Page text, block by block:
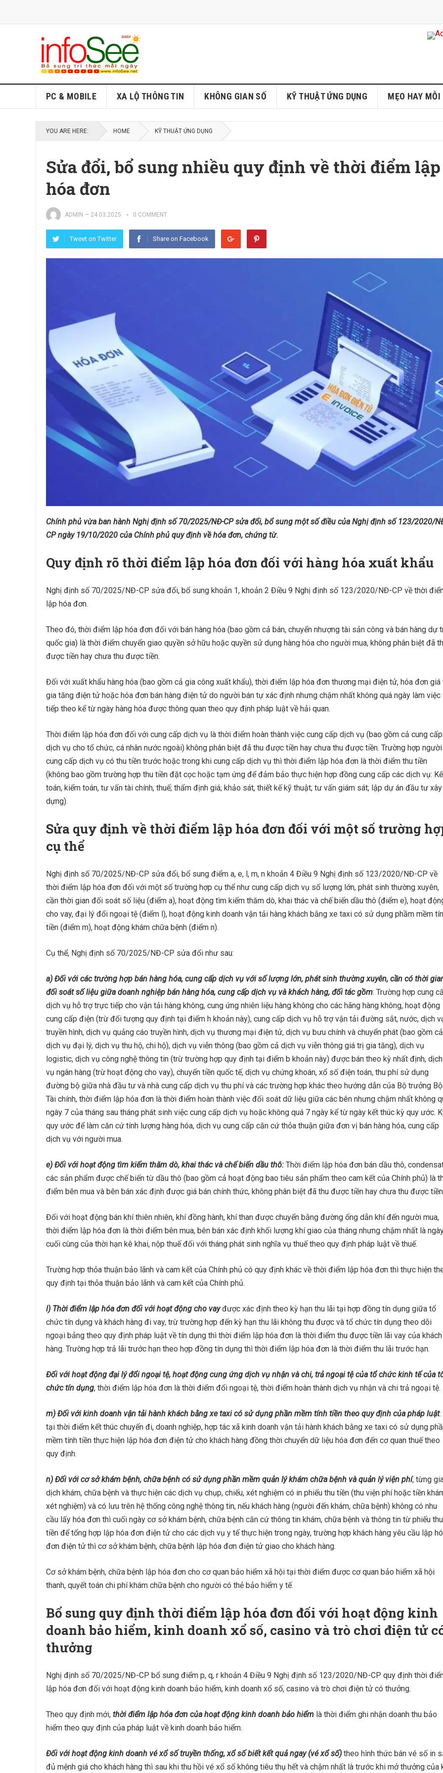
PC & MOBILE XA LỘ THÔNG TIN KHÔNG GIAN SỐ KỸ THUẬT ỨNG DỤNG MẸO HAY MỖI
YOU ARE HERE: HOME KỸ THUẬT ỨNG DỤNG
Sửa đổi, bổ sung nhiều quy định về thời điểm lập
hóa đơn
ADMIN — 24.03.2025 0 COMMENT
Tweet on Twitter Share on Facebook
Chính phủ vừa ban hành Nghị định số 70/2025/NĐ-CP sửa đổi, bổ sung một số điều của Nghị định số 123/2020/
CP ngày 19/10/2020 của Chính phủ quy định về hóa đơn, chứng từ.
Quy định rõ thời điểm lập hóa đơn đối với hàng hóa xuất khẩu
Nghị định số 70/2025/NĐ-CP sửa đổi, bổ sung khoản 1, khoản 2 Điều 9 Nghị định số 123/2020/NĐ-CP về thời
lập hóa đơn.
Theo đó, thời điểm lập hóa đơn đối với bán hàng hóa (bao gồm cả bán, chuyển nhượng tài sản công và bán hàng dự
quốc gia) là thời điểm chuyển giao quyền sở hữu hoặc quyền sử dụng hàng hóa cho người mua, không phân biệt đã
được tiền hay chưa thu được tiền.
Đối với xuất khẩu hàng hóa (bao gồm cả gia công xuất khẩu), thời điểm lập hóa đơn thương mại điện tử, hóa đơn giá
gia tăng điện tử hoặc hóa đơn bán hàng điện tử do người bán tự xác định nhưng chậm nhất không quá ngày làm việc
tiếp theo kể từ ngày hàng hóa được thông quan theo quy định pháp luật về hải quan.
Thời điểm lập hóa đơn đối với cung cấp dịch vụ là thời điểm hoàn thành việc cung cấp dịch vụ (bao gồm cả cung cấp
dịch vụ cho tổ chức, cá nhân nước ngoài) không phân biệt đã thu được tiền hay chưa thu được tiền. Trường hợp người
cung cấp dịch vụ có thu tiền trước hoặc trong khi cung cấp dịch vụ thì thời điểm lập hóa đơn là thời điểm thu tiền
(không bao gồm trường hợp thu tiền đặt cọc hoặc tạm ứng để đảm bảo thực hiện hợp đồng cung cấp các dịch vụ: Kế
toán, kiểm toán, tư vấn tài chính, thuế; thẩm định giá; khảo sát, thiết kế kỹ thuật; tư vấn giám sát; lập dự án đầu tư xây
dựng).
Sửa quy định về thời điểm lập hóa đơn đối với một số trường
cụ thể
Nghị định số 70/2025/NĐ-CP sửa đổi, bổ sung điểm a, e, l, m, n khoản 4 Điều 9 Nghị định số 123/2020/NĐ-CP về
thời điểm lập hóa đơn đối với một số trường hợp cụ thể như cung cấp dịch vụ số lượng lớn, phát sinh thường xuyên,
cần thời gian đối soát số liệu (điểm a), hoạt động tìm kiếm thăm dò, khai thác và chế biến dầu thô (điểm e), hoạt
cho vay, đại lý đổi ngoại tệ (điểm l), hoạt động kinh doanh vận tải hàng khách bằng xe taxi có sử dụng phầm mềm
tiền (điểm m), hoạt động khám chữa bệnh (điểm n).
Cụ thể, Nghị định số 70/2025/NĐ-CP sửa đổi như sau:
a) Đối với các trường hợp bán hàng hóa, cung cấp dịch vụ với số lượng lớn, phát sinh thường xuyên, cần có thời
đối soát số liệu giữa doanh nghiệp bán hàng hóa, cung cấp dịch vụ và khách hàng, đối tác gồm: Trường hợp cung
dịch vụ hỗ trợ trực tiếp cho vận tải hàng không, cung ứng nhiên liệu hàng không cho các hãng hàng không, hoạt động
cung cấp điện (trừ đối tượng quy định tại điểm h khoản này), cung cấp dịch vụ hỗ trợ vận tải đường sắt, nước, dịch
truyền hình, dịch vụ quảng cáo truyền hình, dịch vụ thương mại điện tử, dịch vụ bưu chính và chuyển phát (bao gồm cả
dịch vụ đại lý, dịch vụ thu hộ, chi hộ), dịch vụ viễn thông (bao gồm cả dịch vụ viễn thông giá trị gia tăng), dịch vụ
logistic, dịch vụ công nghệ thông tin (trừ trường hợp quy định tại điểm b khoản này) được bán theo kỳ nhất định, dịch
vụ ngân hàng (trừ hoạt động cho vay), chuyển tiền quốc tế, dịch vụ chứng khoán, xổ số điện toán, thu phí sử dụng
đường bộ giữa nhà đầu tư và nhà cung cấp dịch vụ thu phí và các trường hợp khác theo hướng dẫn của Bộ trưởng Bộ
Tài chính, thời điểm lập hóa đơn là thời điểm hoàn thành việc đối soát dữ liệu giữa các bên nhưng chậm nhất không
ngày 7 của tháng sau tháng phát sinh việc cung cấp dịch vụ hoặc không quá 7 ngày kể từ ngày kết thúc kỳ quy ước.
quy ước để làm căn cứ tính lượng hàng hóa, dịch vụ cung cấp căn cứ thỏa thuận giữa đơn vị bán hàng hóa, cung cấp
dịch vụ với người mua.
e) Đối với hoạt động tìm kiếm thăm dò, khai thác và chế biến dầu thô: Thời điểm lập hóa đơn bán dầu thô,
các sản phẩm được chế biến từ dầu thô (bao gồm cả hoạt động bao tiêu sản phẩm theo cam kết của Chính phủ) là
điểm bên mua và bên bán xác định được giá bán chính thức, không phân biệt đã thu được tiền hay chưa thu được
Đối với hoạt động bán khí thiên nhiên, khí đồng hành, khí than được chuyển bằng đường ống dẫn khí đến người mua,
thời điểm lập hóa đơn là thời điểm bên mua, bên bán xác định khối lượng khí giao của tháng nhưng chậm nhất là
cuối cùng của thời hạn kê khai, nộp thuế đối với tháng phát sinh nghĩa vụ thuế theo quy định pháp luật về thuế.
Trường hợp thỏa thuận bảo lãnh và cam kết của Chính phủ có quy định khác về thời điểm lập hóa đơn thì thực hiện
quy định tại thỏa thuận bảo lãnh và cam kết của Chính phủ.
l) Thời điểm lập hóa đơn đối với hoạt động cho vayđược xác định theo kỳ hạn thu lãi tại hợp đồng tín dụng giữa tổ
chức tín dụng và khách hàng đi vay, trừ trường hợp đến kỳ hạn thu lãi không thu được và tổ chức tín dụng theo dõi
ngoại bảng theo quy định pháp luật về tín dụng thì thời điểm lập hóa đơn là thời điểm thu được tiền lãi vay của khách
hàng. Trường hợp trả lãi trước hạn theo hợp đồng tín dụng thì thời điểm lập hóa đơn là thời điểm thu lãi trước hạn.
Đối với hoạt động đại lý đổi ngoại tệ, hoạt động cung ứng dịch vụ nhận và chi, trả ngoại tệ của tổ chức kinh tế của
chức tín dụng, thời điểm lập hóa đơn là thời điểm đổi ngoại tệ, thời điểm hoàn thành dịch vụ nhận và chi trả ngoại tệ.
m) Đối với kinh doanh vận tải hành khách bằng xe taxi có sử dụng phần mềm tính tiền theo quy định của pháp luật:
tại thời điểm kết thúc chuyến đi, doanh nghiệp, hợp tác xã kinh doanh vận tải hành khách bằng xe taxi có sử dụng
mềm tính tiền thực hiện lập hóa đơn điện tử cho khách hàng đồng thời chuyển dữ liệu hóa đơn đến cơ quan thuế theo
quy định.
n) Đối với cơ sở khám bệnh, chữa bệnh có sử dụng phần mềm quản lý khám chữa bệnh và quản lý viện phí, từng
dịch khám, chữa bệnh và thực hiện các dịch vụ chụp, chiếu, xét nghiệm có in phiếu thu tiền (thu viện phí hoặc tiền
xét nghiệm) và có lưu trên hệ thống công nghệ thông tin, nếu khách hàng (người đến khám, chữa bệnh) không có nhu
cầu lấy hóa đơn thì cuối ngày cơ sở khám bệnh, chữa bệnh căn cứ thông tin khám, chữa bệnh và thông tin từ phiếu thu
tiền để tổng hợp lập hóa đơn điện tử cho các dịch vụ y tế thực hiện trong ngày, trường hợp khách hàng yêu cầu lập
đơn điện tử thì cơ sở khám bệnh, chữa bệnh lập hóa đơn điện tử giao cho khách hàng.
Cơ sở khám bệnh, chữa bệnh lập hóa đơn cho cơ quan bảo hiểm xã hội tại thời điểm được cơ quan bảo hiểm xã hội
thanh, quyết toán chi phí khám chữa bệnh cho người có thẻ bảo hiểm y tế.
Bổ sung quy định thời điểm lập hóa đơn đối với hoạt động kinh
doanh bảo hiểm, kinh doanh xổ số, casino và trò chơi điện tử
thưởng
Nghị định số 70/2025/NĐ-CP bổ sung điểm p, q, r khoản 4 Điều 9 Nghị định số 123/2020/NĐ-CP quy định thời
lập hóa đơn đối với hoạt động kinh doanh bảo hiểm, kinh doanh xổ số, casino và trò chơi điện tử có thưởng.
Theo quy định mới, thời điểm lập hóa đơn của hoạt động kinh doanh bảo hiểm là thời điểm ghi nhận doanh thu bảo
hiểm theo quy định của pháp luật về kinh doanh bảo hiểm.
Đối với hoạt động kinh doanh vé xổ số truyền thống, xổ số biết kết quả ngay (vé xổ số) theo hình thức bán vé số in
đủ mệnh giá cho khách hàng thì sau khi thu hồi vé xổ số không tiêu thụ hết và chậm nhất là trước khi mở thưởng của